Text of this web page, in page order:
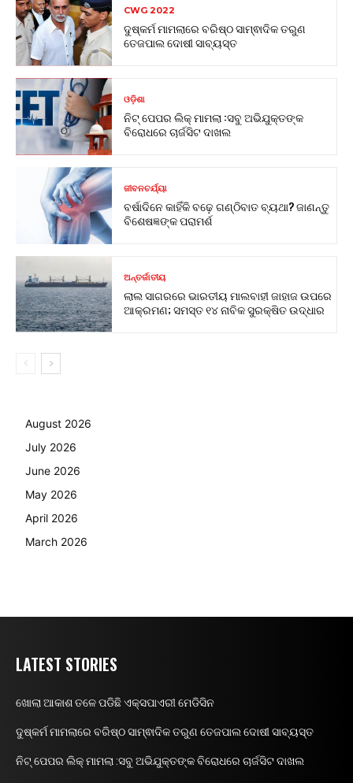
CWG 2022
ଦୁଷ୍କର୍ମ ମାମଲାରେ ବରିଷ୍ଠ ସାମ୍ଵାଦିକ ତରୁଣ
ତେଜପାଲ ଦୋଷୀ ସାବ୍ୟସ୍ତ
ଓଡ଼ିଶା
ନିଟ୍ ପେପର ଲିକ୍ ମାମଲା :ସବୁ ଅଭିଯୁକ୍ତଙ୍କ
ବିରୋଧରେ ଚାର୍ଜସିଟ ଦାଖଲ
ଜୀବନଚର୍ଯ୍ୟା
ବର୍ଷାଦିନେ କାହିଁକି ବଢ଼େ ଗଣ୍ଠିବାତ ବ୍ୟଥା? ଜାଣନ୍ତୁ
ବିଶେଷଜ୍ଞଙ୍କ ପରାମର୍ଶ
ଅନ୍ତର୍ଜାତୀୟ
ଲାଲ ସାଗରରେ ଭାରତୀୟ ମାଲବାହୀ ଜାହାଜ ଉପରେ
ଆକ୍ରମଣ; ସମସ୍ତ ୧୪ ନାବିକ ସୁରକ୍ଷିତ ଉଦ୍ଧାର
August 2026
July 2026
June 2026
May 2026
April 2026
March 2026
LATEST STORIES
ଖୋଲା ଆକାଶ ତଳେ ପଡିଛି ଏକ୍ସପାଏରୀ ମେଡିସିନ
ଦୁଷ୍କର୍ମ ମାମଲାରେ ବରିଷ୍ଠ ସାମ୍ଵାଦିକ ତରୁଣ ତେଜପାଲ ଦୋଷୀ ସାବ୍ୟସ୍ତ
ନିଟ୍ ପେପର ଲିକ୍ ମାମଲା :ସବୁ ଅଭିଯୁକ୍ତଙ୍କ ବିରୋଧରେ ଚାର୍ଜସିଟ ଦାଖଲ